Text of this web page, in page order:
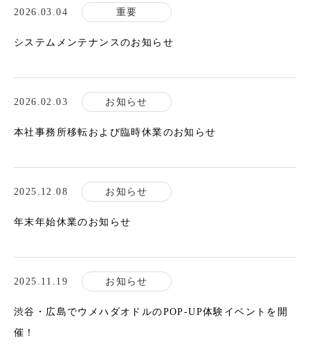
2026.03.04 重要
システムメンテナンスのお知らせ
2026.02.03 お知らせ
本社事務所移転および臨時休業のお知らせ
2025.12.08 お知らせ
年末年始休業のお知らせ
2025.11.19 お知らせ
渋谷・広島でウメハダオドルのPOP-UP体験イベントを開
催！